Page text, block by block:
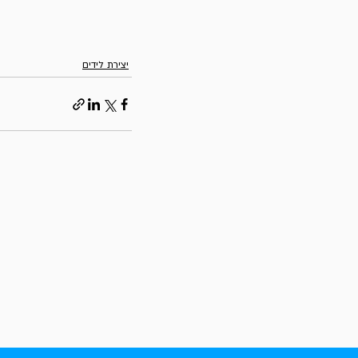
יצירת לידים